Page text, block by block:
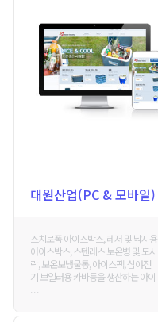
대원산업(PC & 모바일)
스치로폼 아이스박스, 레저 및 낚시용
아이스박스, 스텐레스 보온병 및 도시
락, 보온보냉물통, 아이스팩, 심야전
기 보일러용 카바등을 생산하는 아이
. . .